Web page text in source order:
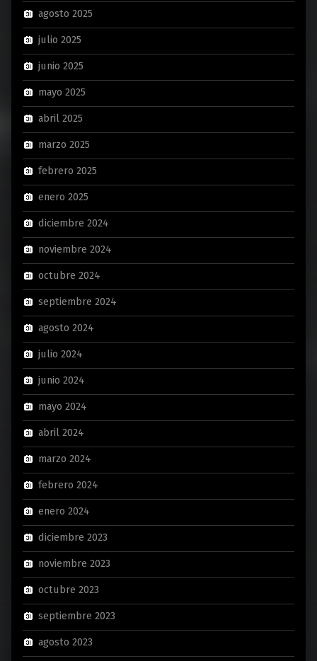
agosto 2025
julio 2025
junio 2025
mayo 2025
abril 2025
marzo 2025
febrero 2025
enero 2025
diciembre 2024
noviembre 2024
octubre 2024
septiembre 2024
agosto 2024
julio 2024
junio 2024
mayo 2024
abril 2024
marzo 2024
febrero 2024
enero 2024
diciembre 2023
noviembre 2023
octubre 2023
septiembre 2023
agosto 2023